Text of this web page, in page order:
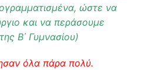
ώστε να
και να περάσουμε
Β΄ Γυμνασίου)
όλα πάρα πολύ.